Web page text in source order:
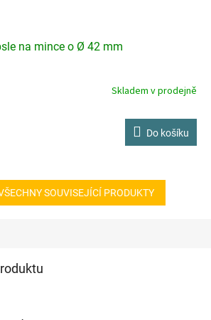
na mince o Ø 42 mm
Skladem v prodejně
Do košíku
SOUVISEJÍCÍ PRODUKTY